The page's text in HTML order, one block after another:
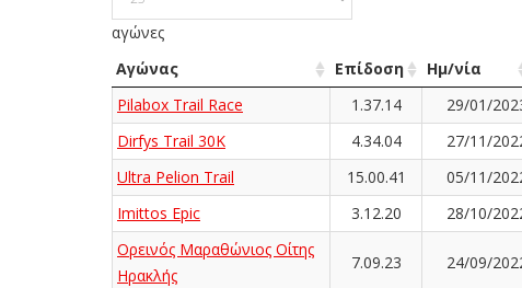
αγώνες
Αγώνας Επίδοση Ημ/νία
Pilabox Trail Race
1.37.14 29/01/
Dirfys Trail 30K
4.34.04 27/11/
Ultra Pelion Trail
15.00.41 05/11/
Imittos Epic
3.12.20 28/10/
Ορεινός Μαραθώνιος Οίτης
Ηρακλής
7.09.23 24/09/